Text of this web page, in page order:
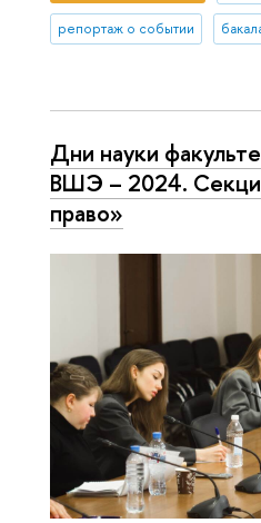
репортаж о событии
Дни науки
ВШЭ – 2024.
право»